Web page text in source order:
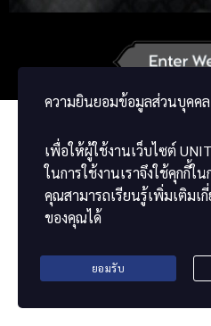
ความยินยอมข้อมูลส่วนบุคคล
เพื่อให้ผู้ใช้งานเว็บไซต์ UNIT
ในการใช้งานเราจึงใช้คุกกี้ใ
คุณสามารถเรียนรู้เพิ่มเติมเ
ของคุณได้
ยอมรับ
ພາສາລາວ